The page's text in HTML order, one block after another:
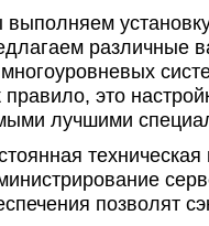
различные
правило, это
лучшими
позволят